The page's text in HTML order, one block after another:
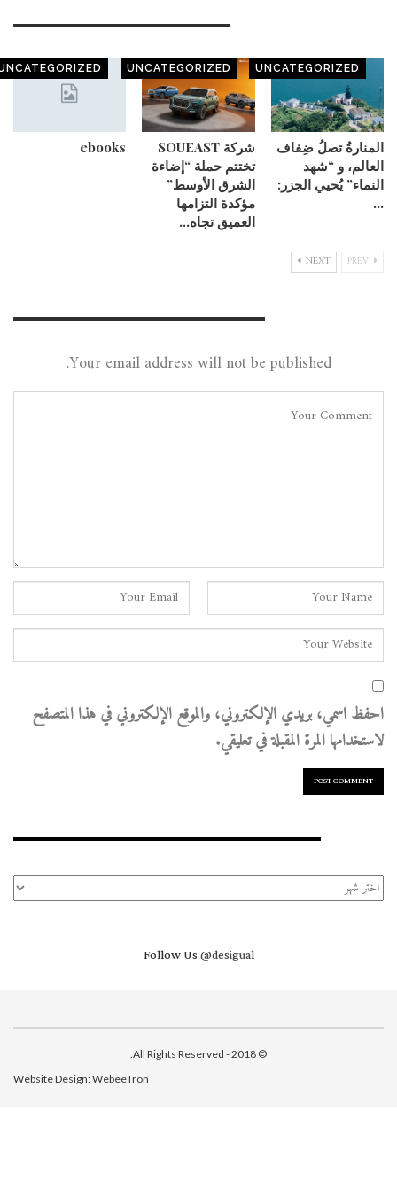
UNCATEGORIZED
المنارةُ تصلُ ضِفاف
العالم، و “شهد
النماء” يُحيي الجزر:
UNCATEGORIZED
شركة SOUEAST
تختتم حملة “إضاءة
الشرق الأوسط”
مؤكدة التزامها
العميق تجاه…
UNCATEGORIZED
ebooks
NEXT
Your email address will not be published.
احفظ اسمي، بريدي الإلكتروني، والموقع الإلكتروني في هذا المتصفح
لاستخدامها المرة المقبلة في تعليقي.
الأرشيف
Follow Us@desigual
Website Design:WebeeTron